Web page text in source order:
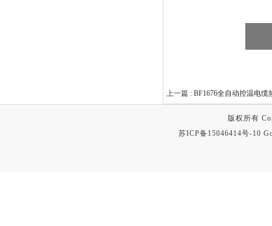
上一篇 : BF1676全自动控温电缆
版权所有
苏ICP备15046414号-10